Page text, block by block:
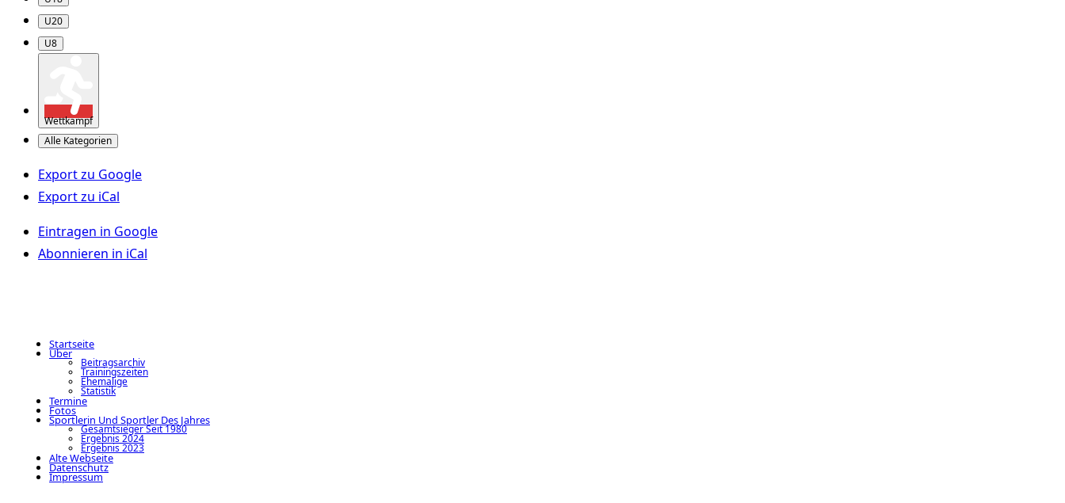
U20
U8
Wettkampf
Alle Kategorien
Export zu Google
Export zu iCal
Eintragen in Google
Abonnieren in iCal
Startseite
Über
Beitragsarchiv
Trainingszeiten
Ehemalige
Statistik
Termine
Fotos
Sportlerin Und Sportler Des Jahres
Gesamtsieger Seit 1980
Ergebnis 2024
Ergebnis 2023
Alte Webseite
Datenschutz
Impressum